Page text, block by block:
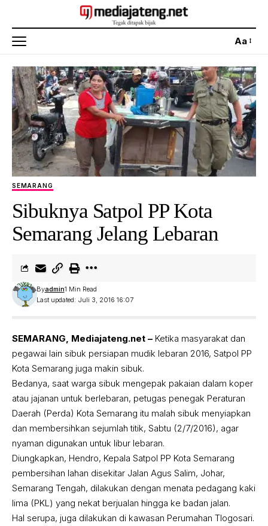
Aa
SEMARANG
Sibuknya Satpol PP Kota
Semarang Jelang Lebaran
Last updated: Juli 3, 2016 16:07
Byadmin1 Min Read
SEMARANG, Mediajateng.net – Ketika masyarakat dan
pegawai lain sibuk persiapan mudik lebaran 2016, Satpol PP
Kota Semarang juga makin sibuk.
Bedanya, saat warga sibuk mengepak pakaian dalam koper
atau jajanan untuk berlebaran, petugas penegak Peraturan
Daerah (Perda) ‎Kota Semarang itu malah sibuk menyiapkan
dan membersihkan sejumlah titik, Sabtu (2/7/2016), agar
nyaman digunakan untuk libur lebaran.
‎Diungkapkan, Hendro, Kepala Satpol PP Kota Semarang
pembersihan lahan disekitar Jalan Agus Salim, Johar,
Semarang Tengah, dilakukan dengan menata pedagang kaki
lima (PKL) yang nekat berjualan hingga ke badan jalan.
Hal serupa, juga dilakukan di kawasan Perumahan Tlogosari.